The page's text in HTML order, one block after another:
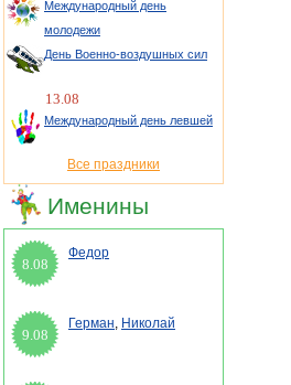
Международный день
молодежи
День Военно-воздушных сил
13.08
Международный день левшей
Все праздники
Именины
8.08
Федор
9.08
Герман, Николай